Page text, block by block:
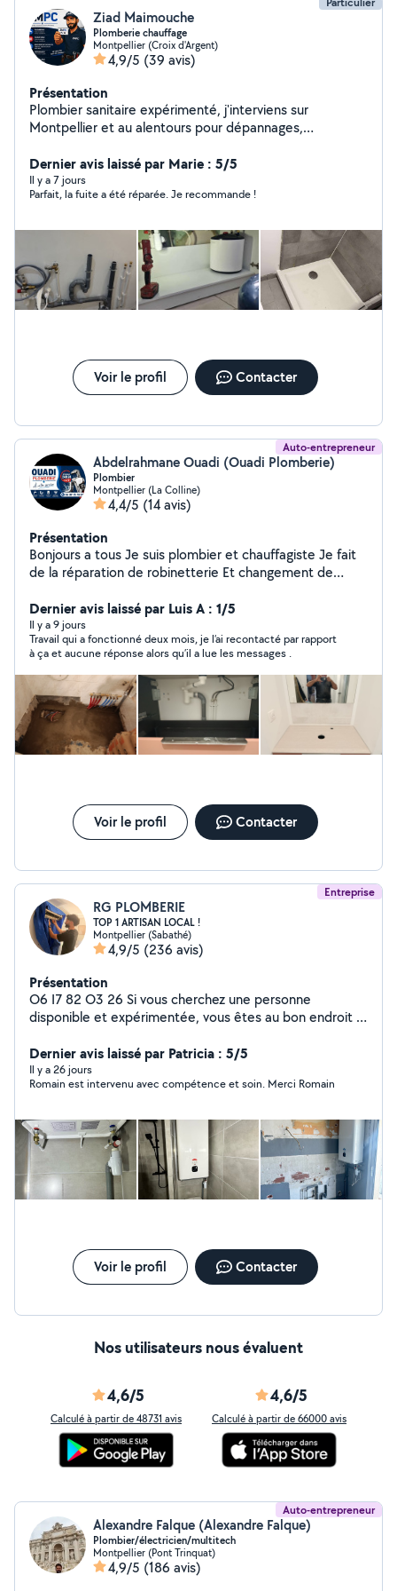
Ziad Maimouche
Plomberie chauffage
Montpellier (Croix d'Argent)
4,9/5 (39 avis)
Présentation
Plombier sanitaire expérimenté, j'interviens sur
Montpellier et au alentours pour dépannages,
réalise également des salles de bain complètes avec
carrelage. Travail sérieux et soigné. Disponible et réactif,
je m'adapte à vos besoins. N'hésitez pas à me
Dernier avis laissé par Marie : 5/5
Il y a 7 jours
Parfait, la fuite a été réparée. Je recommande !
Voir le profil Contacter
Auto-entrepreneur
Abdelrahmane Ouadi (Ouadi Plomberie)
Plombier
Montpellier (La Colline)
4,4/5 (14 avis)
Présentation
Bonjours a tous Je suis plombier et chauffagiste Je fait
de la réparation de robinetterie Et changement de
Dernier avis laissé par Luis A : 1/5
Il y a 9 jours
Travail qui a fonctionné deux mois, je l’ai recontacté par rapport
à ça et aucune réponse alors qu’il a lue les messages .
Voir le profil Contacter
Entreprise
RG PLOMBERIE
TOP 1 ARTISAN LOCAL !
Montpellier (Sabathé)
4,9/5 (236 avis)
Présentation
O6 I7 82 O3 26 Si vous cherchez une personne
disponible et expérimentée, vous êtes au bon endroit !
domaine des énergies renouvelables, et je suis sur le
terrain en tant que plombier, chauffagiste et climaticien
depuis 10 ans. +30.000 personnes me suivent sur
mes services ! O6 I7 82 O3 26
Dernier avis laissé par Patricia : 5/5
Il y a 26 jours
Romain est intervenu avec compétence et soin. Merci Romain
Voir le profil Contacter
Nos utilisateurs nous évaluent
4,6/5
Calculé à partir de 48731 avis
4,6/5
Calculé à partir de 66000 avis
Auto-entrepreneur
Alexandre Falque (Alexandre Falque)
Plombier/électricien/multitech
Montpellier (Pont Trinquat)
4,9/5 (186 avis)